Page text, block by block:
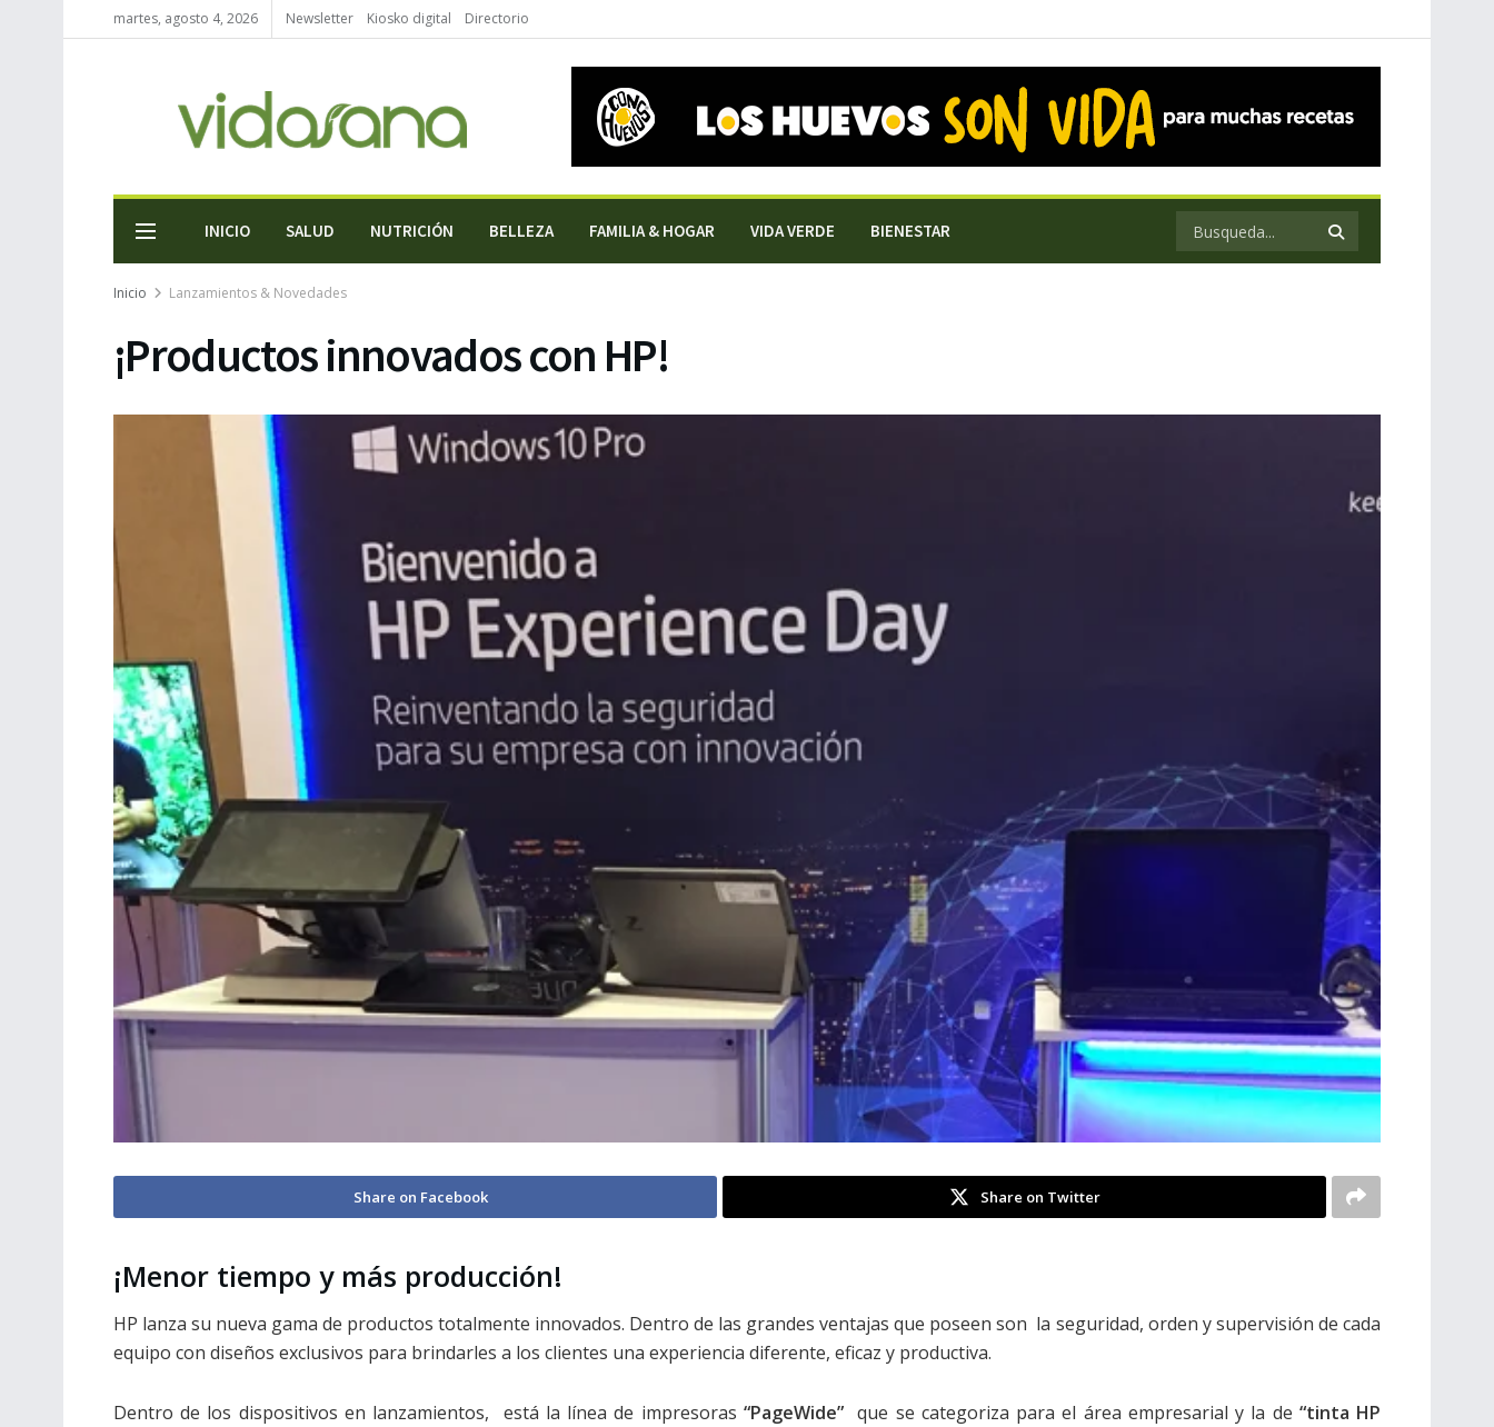
martes, agosto 4, 2026 Newsletter Kiosko digital Directorio
INICIO SALUD NUTRICIÓN BELLEZA FAMILIA & HOGAR VIDA VERDE BIENESTAR
Inicio Lanzamientos & Novedades
¡Productos innovados con HP!
Share on Facebook Share on Twitter
¡Menor tiempo y más producción!
HP lanza su nueva gama de productos totalmente innovados. Dentro de las grandes ventajas que poseen son la seguridad, orden y supervisión de cada
equipo con diseños exclusivos para brindarles a los clientes una experiencia diferente, eficaz y productiva.
Dentro de los dispositivos en lanzamientos, está la línea de impresoras “PageWide”que se categoriza para el área empresarial y la de “tinta HP